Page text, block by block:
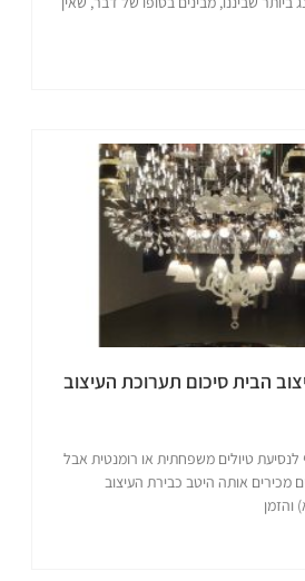
הבית סיכום תערוכת העיצוב
טיולים משפחתית או רומנטית אבל
מכירים אותה היטב כבירת העיצוב
והזמן